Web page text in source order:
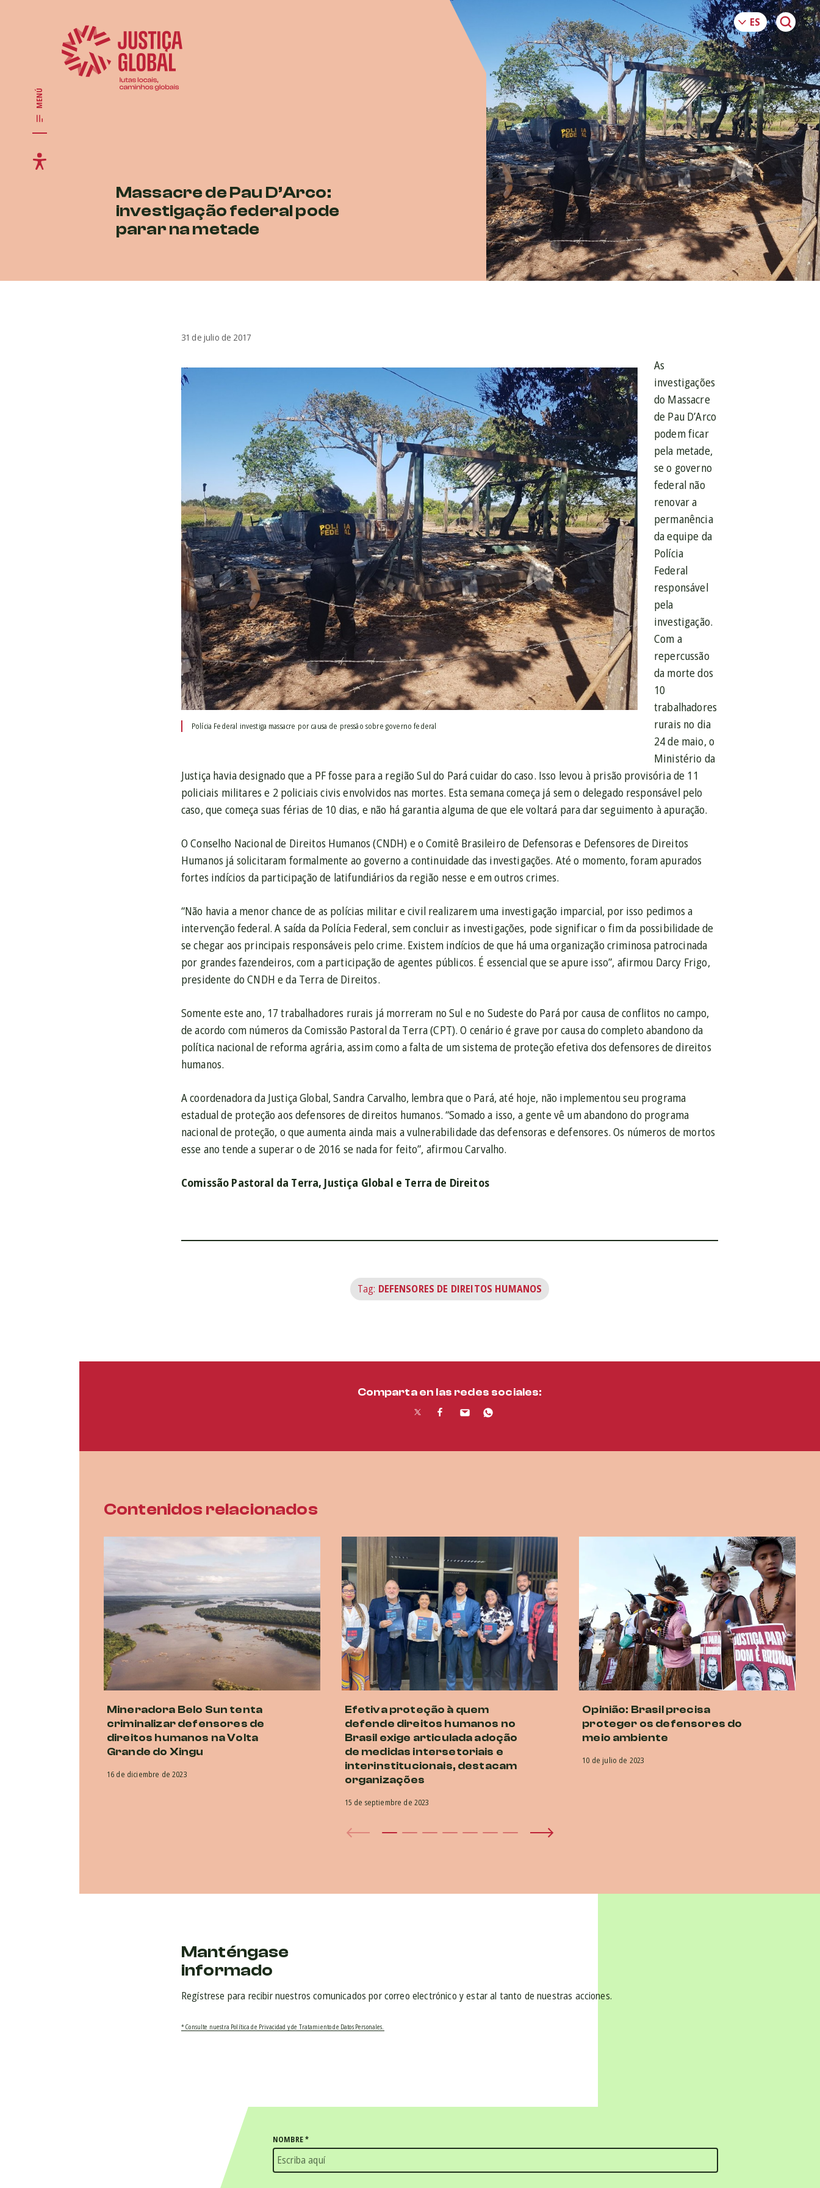
MENÚ
Massacre de Pau D’Arco:
investigação federal pode
parar na metade
31 de julio de 2017
Polícia Federal investiga massacre por causa de pressão sobre governo federal
As
investigações
do Massacre
de Pau D’Arco
podem ficar
pela metade,
se o governo
federal não
renovar a
permanência
da equipe da
Polícia
Federal
responsável
pela
investigação.
Com a
repercussão
da morte dos
10
trabalhadores
rurais no dia
24 de maio, o
Ministério da
Justiça havia designado que a PF fosse para a região Sul do Pará cuidar do caso. Isso levou à prisão provisória de 11
policiais militares e 2 policiais civis envolvidos nas mortes. Esta semana começa já sem o delegado responsável pelo
caso, que começa suas férias de 10 dias, e não há garantia alguma de que ele voltará para dar seguimento à apuração.
O Conselho Nacional de Direitos Humanos (CNDH) e o Comitê Brasileiro de Defensoras e Defensores de Direitos
Humanos já solicitaram formalmente ao governo a continuidade das investigações. Até o momento, foram apurados
fortes indícios da participação de latifundiários da região nesse e em outros crimes.
“Não havia a menor chance de as polícias militar e civil realizarem uma investigação imparcial, por isso pedimos a
intervenção federal. A saída da Polícia Federal, sem concluir as investigações, pode significar o fim da possibilidade de
se chegar aos principais responsáveis pelo crime. Existem indícios de que há uma organização criminosa patrocinada
por grandes fazendeiros, com a participação de agentes públicos. É essencial que se apure isso”, afirmou Darcy Frigo,
presidente do CNDH e da Terra de Direitos.
Somente este ano, 17 trabalhadores rurais já morreram no Sul e no Sudeste do Pará por causa de conflitos no campo,
de acordo com números da Comissão Pastoral da Terra (CPT). O cenário é grave por causa do completo abandono da
política nacional de reforma agrária, assim como a falta de um sistema de proteção efetiva dos defensores de direitos
humanos.
A coordenadora da Justiça Global, Sandra Carvalho, lembra que o Pará, até hoje, não implementou seu programa
estadual de proteção aos defensores de direitos humanos. “Somado a isso, a gente vê um abandono do programa
nacional de proteção, o que aumenta ainda mais a vulnerabilidade das defensoras e defensores. Os números de mortos
esse ano tende a superar o de 2016 se nada for feito”, afirmou Carvalho.
Comissão Pastoral da Terra, Justiça Global e Terra de Direitos
Tag: DEFENSORES DE DIREITOS HUMANOS
Comparta en las redes sociales:
Contenidos relacionados
Mineradora Belo Sun tenta
criminalizar defensores de
direitos humanos na Volta
Grande do Xingu
16 de diciembre de 2023
Efetiva proteção à quem
defende direitos humanos no
Brasil exige articulada adoção
de medidas intersetoriais e
interinstitucionais, destacam
organizações
15 de septiembre de 2023
Opinião: Brasil precisa
proteger os defensores do
meio ambiente
10 de julio de 2023
Manténgase
informado
Regístrese para recibir nuestros comunicados por correo electrónico y estar al tanto de nuestras acciones.
* Consulte nuestra Política de Privacidad y de Tratamiento de Datos Personales.
NOMBRE*